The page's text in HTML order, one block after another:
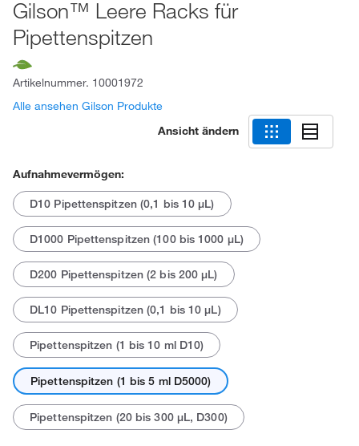
Gilson™ Leere Racks für
Pipettenspitzen
Artikelnummer. 10001972
Alle ansehen Gilson Produkte
Ansicht ändern
Aufnahmevermögen:
D10 Pipettenspitzen (0,1 bis 10 μL)
D1000 Pipettenspitzen (100 bis 1000 μL)
D200 Pipettenspitzen (2 bis 200 μL)
DL10 Pipettenspitzen (0,1 bis 10 μL)
Pipettenspitzen (1 bis 10 ml D10)
Pipettenspitzen (1 bis 5 ml D5000)
Pipettenspitzen (20 bis 300 μL, D300)